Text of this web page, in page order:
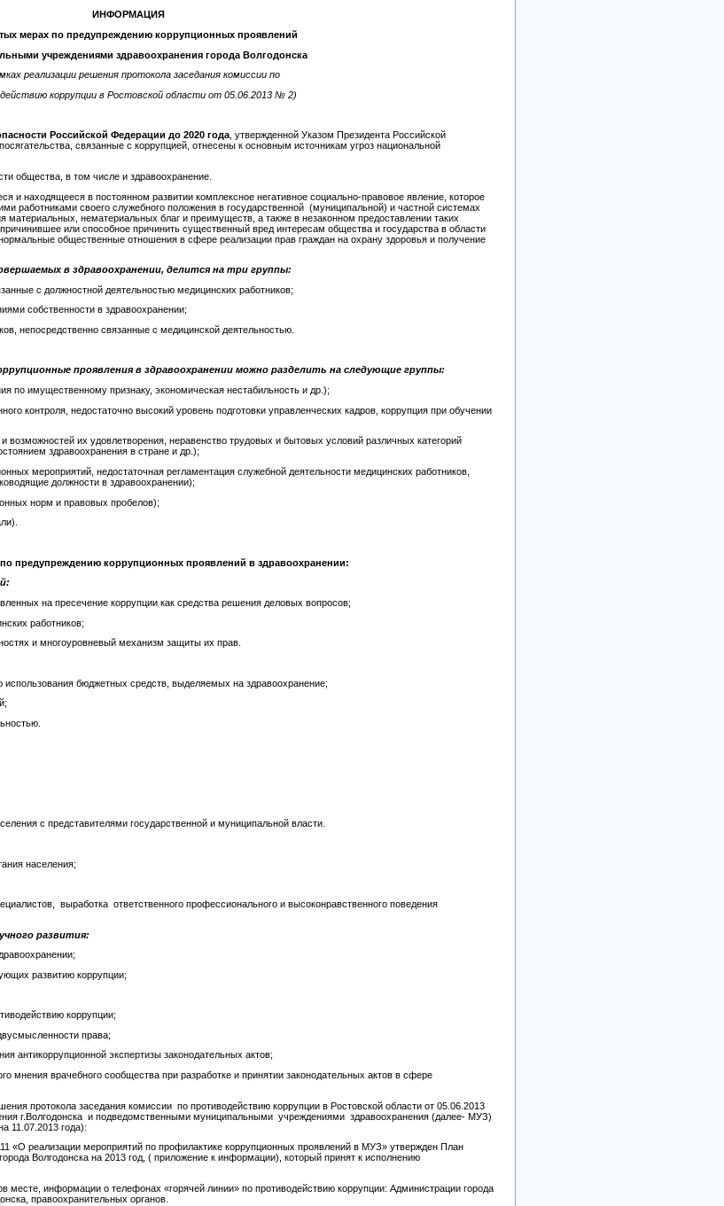
ИНФОРМАЦИЯ
мерах по предупреждению коррупционных проявлений
учреждениями здравоохранения города Волгодонска
реализации решения протокола заседания комиссии по
коррупции в Ростовской области от 05.06.2013 № 2)
Российской Федерации до 2020 года , утвержденной Указом Президента Российской
связанные с коррупцией, отнесены к основным источникам угроз национальной
общества, в том числе и здравоохранение.
и находящееся в постоянном развитии комплексное негативное социально-правовое явление, которое
работниками своего служебного положения в государственной (муниципальной) и частной системах
материальных, нематериальных благ и преимуществ, а также в незаконном предоставлении таких
или способное причинить существенный вред интересам общества и государства в области
общественные отношения в сфере реализации прав граждан на охрану здоровья и получение
в здравоохранении, делится на три группы:
с должностной деятельностью медицинских работников;
собственности в здравоохранении;
непосредственно связанные с медицинской деятельностью.
проявления в здравоохранении можно разделить на следующие группы:
по имущественному признаку, экономическая нестабильность и др.);
контроля, недостаточно высокий уровень подготовки управленческих кадров, коррупция при обучении
возможностей их удовлетворения, неравенство трудовых и бытовых условий различных категорий
здравоохранения в стране и др.);
мероприятий, недостаточная регламентация служебной деятельности медицинских работников,
должности в здравоохранении);
норм и правовых пробелов);
предупреждению коррупционных проявлений в здравоохранении:
на пресечение коррупции как средства решения деловых вопросов;
работников;
и многоуровневый механизм защиты их прав.
бюджетных средств, выделяемых на здравоохранение;
с представителями государственной и муниципальной власти.
населения;
выработка ответственного профессионального и высоконравственного поведения
развития:
развитию коррупции;
коррупции;
права;
антикоррупционной экспертизы законодательных актов;
мнения врачебного сообщества при разработке и принятии законодательных актов в сфере
протокола заседания комиссии по противодействию коррупции в Ростовской области от 05.06.2013
г.Волгодонска и подведомственными муниципальными учреждениями здравоохранения (далее- МУЗ)
11.07.2013 года):
«О реализации мероприятий по профилактике коррупционных проявлений в МУЗ» утвержден План
Волгодонска на 2013 год, ( приложение к информации), который принят к исполнению
информации о телефонах «горячей линии» по противодействию коррупции: Администрации города
правоохранительных органов.